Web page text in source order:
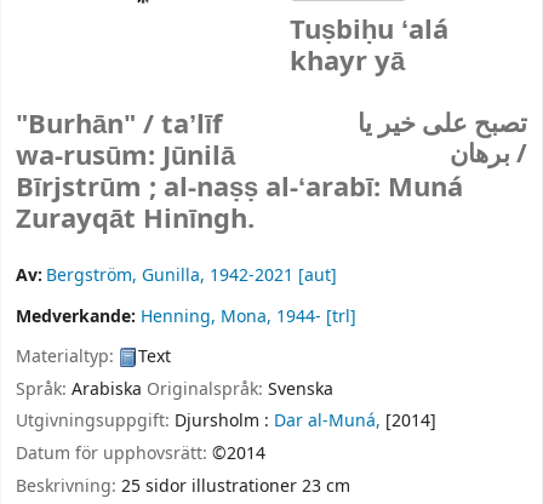
تصبح على خير يا
برهان /
Tuṣbiḥu ʻalá
khayr yā
"Burhān" /taʼlīf
wa-rusūm: Jūnilā
Bīrjstrūm ; al-naṣṣ al-ʻarabī: Muná
Zurayqāt Hinīngh.
Av: Bergström, Gunilla, 1942-2021 [aut]
Medverkande: Henning, Mona, 1944- [trl]
Materialtyp:
Text
Språk: Arabiska Originalspråk: Svenska
Utgivningsuppgift: Djursholm : Dar al-Muná, [2014]
Datum för upphovsrätt: ©2014
Beskrivning: 25 sidor illustrationer 23 cm